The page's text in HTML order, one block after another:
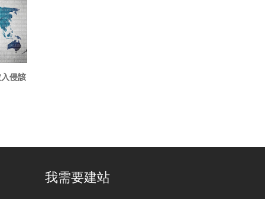
侵該
我需要建站